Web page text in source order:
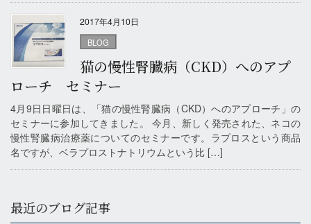
2017年4月10日
BLOG
猫の慢性腎臓病（CKD）へのアプ
ローチ セミナー
4月9日日曜日は、「猫の慢性腎臓病（CKD）へのアプローチ」の
セミナーに参加してきました。 今月、新しく発売された、ネコの
慢性腎臓病治療薬についてのセミナーです。ラプロスという商品
名ですが、ベラプロストナトリウムという比 […]
最近のブログ記事